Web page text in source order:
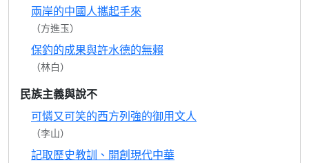
兩岸的中國人攜起手來
（方進玉）
保釣的成果與許水德的無賴
（林白）
民族主義與說不
可憐又可笑的西方列強的御用文人
（李山）
記取歷史教訓、開創現代中華